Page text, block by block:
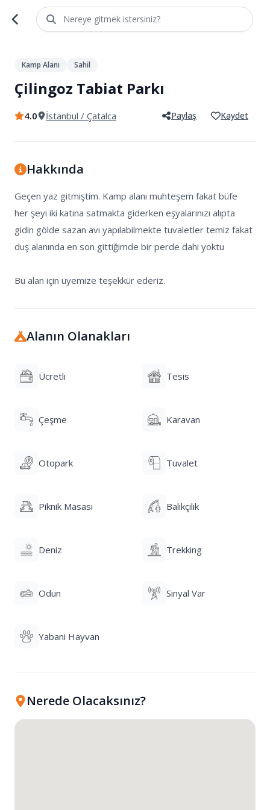
Nereye gitmek istersiniz?
/3
Kamp Alanı Sahil
Çilingoz Tabiat Parkı
4.0 İstanbul / Çatalca Paylaş Kaydet
Hakkında
Geçen yaz gitmiştim. Kamp alanı muhteşem fakat büfe
her şeyi iki katına satmakta giderken eşyalarınızı alıpta
gidin gölde sazan avı yapılabilmekte tuvaletler temiz fakat
duş alanında en son gittiğimde bir perde dahi yoktu
Bu alan için üyemize teşekkür ederiz.
Alanın Olanakları
Ücretli Tesis
Çeşme Karavan
Otopark Tuvalet
Piknik Masası Balıkçılık
Deniz Trekking
Odun Sinyal Var
Yabani Hayvan
Nerede Olacaksınız?